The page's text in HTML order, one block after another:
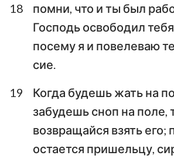
18
помни, что и ты был
Господь освободил
посему я и повелеваю
сие.
19
Когда будешь жать на
забудешь сноп на поле,
возвращайся взять его;
остается пришельцу,